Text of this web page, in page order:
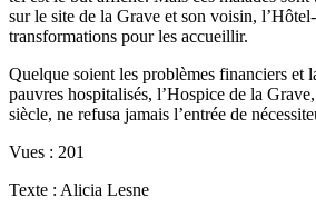
sur le site de la Grave et son voisin,
transformations pour les accueillir.
Quelque soient les problèmes financiers et
pauvres hospitalisés, l’Hospice de la
siècle, ne refusa jamais l’entrée de
Vues : 201
Texte : Alicia Lesne